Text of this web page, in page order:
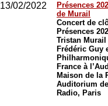
13/02/2022
Présences
de Murail
Concert de
Présences
Tristan
Frédéric Guy
France à
Maison de la
Auditorium
Radio, Paris